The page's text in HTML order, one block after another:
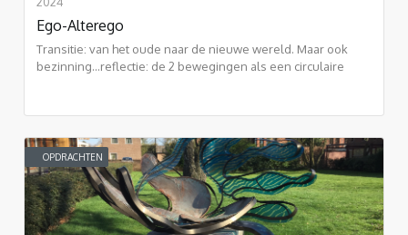
Ego-Alterego
Transitie: van het oude naar de nieuwe wereld. Maar ook
bezinning...reflectie: de 2 bewegingen als een circulaire
OPDRACHTEN